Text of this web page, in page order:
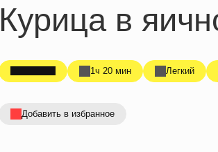
Курица в
1ч 20 мин Легкий
Добавить в избранное